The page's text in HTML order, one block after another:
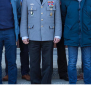
NEWSLETTER
BILDER
PROGRAMME
DER CDU
JAHRE CDU